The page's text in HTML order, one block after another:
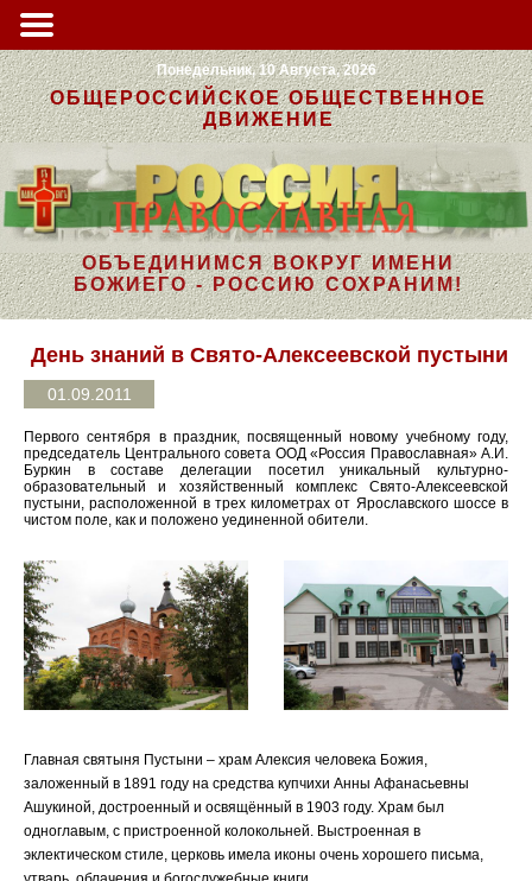
Понедельник, 10 Августа, 2026
ОБЩЕРОССИЙСКОЕ ОБЩЕСТВЕННОЕ
ДВИЖЕНИЕ
ОБЪЕДИНИМСЯ ВОКРУГ ИМЕНИ
БОЖИЕГО - РОССИЮ СОХРАНИМ!
День знаний в Свято-Алексеевской пустыни
01.09.2011
Первого сентября в праздник, посвященный новому учебному году,
председатель Центрального совета ООД «Россия Православная» А.И.
Буркин в составе делегации посетил уникальный культурно-
образовательный и хозяйственный комплекс Свято-Алексеевской
пустыни, расположенной в трех километрах от Ярославского шоссе в
чистом поле, как и положено уединенной обители.
Главная святыня Пустыни – храм Алексия человека Божия,
заложенный в 1891 году на средства купчихи Анны Афанасьевны
Ашукиной, достроенный и освящённый в 1903 году. Храм был
одноглавым, с пристроенной колокольней. Выстроенная в
эклектическом стиле, церковь имела иконы очень хорошего письма,